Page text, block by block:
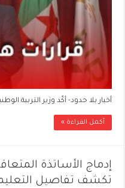
أخبار بلا حدود- أكّد وزير التربية
أكمل القراءة »
تكشف تفاصيل